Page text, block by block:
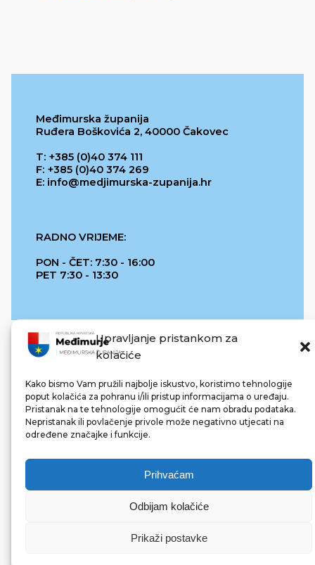
Upravljanje pristankom za
kolačiće
Kako bismo Vam pružili najbolje iskustvo, koristimo tehnologije
poput kolačića za pohranu i/ili pristup informacijama o uređaju.
Pristanak na te tehnologije omogućit će nam obradu podataka.
Nepristanak ili povlačenje privole može negativno utjecati na
određene značajke i funkcije.
Prihvaćam
Odbijam kolačiće
Prikaži postavke
Međimurska županija
Ruđera Boškovića 2, 40000 Čakovec
T: +385 (0)40 374 111
F: +385 (0)40 374 269
E: info@medjimurska-zupanija.hr
RADNO VRIJEME:
PON - ČET: 7:30 - 16:00
PET 7:30 - 13:30
REPUBLIKA HRVATSKA
© 2022 Međimurska županija. Sva prava pridržana.